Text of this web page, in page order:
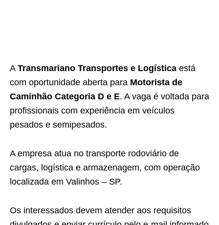
A Transmariano Transportes e Logística está
com oportunidade aberta para Motorista de
Caminhão Categoria D e E. A vaga é voltada para
profissionais com experiência em veículos
pesados e semipesados.
A empresa atua no transporte rodoviário de
cargas, logística e armazenagem, com operação
localizada em Valinhos – SP.
Os interessados devem atender aos requisitos